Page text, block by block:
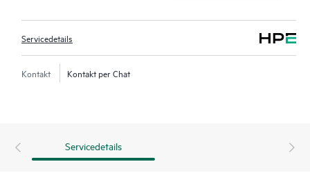
Servicedetails
Kontakt Kontakt per Chat
Servicedetails